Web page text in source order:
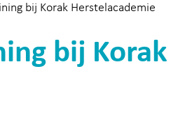
bij Korak Herstelacademie
bij Korak